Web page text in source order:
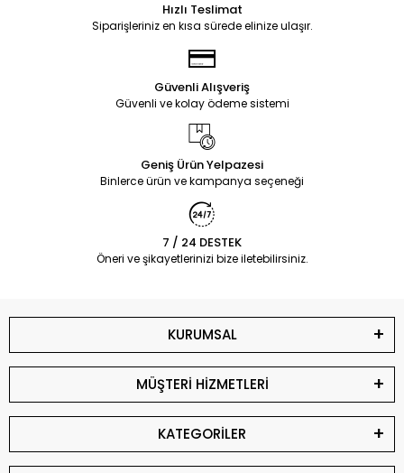
Hızlı Teslimat
Siparişleriniz en kısa sürede elinize ulaşır.
Güvenli Alışveriş
Güvenli ve kolay ödeme sistemi
Geniş Ürün Yelpazesi
Binlerce ürün ve kampanya seçeneği
7 / 24 DESTEK
Öneri ve şikayetlerinizi bize iletebilirsiniz.
KURUMSAL
MÜŞTERİ HİZMETLERİ
KATEGORİLER